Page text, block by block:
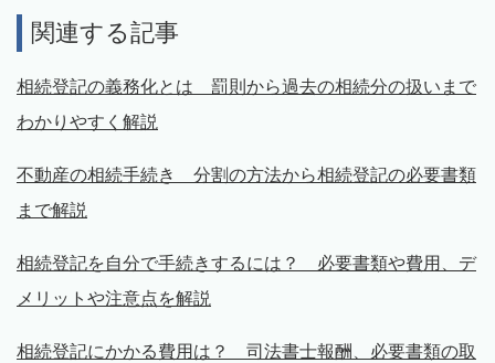
関連する記事
相続登記の義務化とは 罰則から過去の相続分の扱いまで
わかりやすく解説
不動産の相続手続き 分割の方法から相続登記の必要書類
まで解説
相続登記を自分で手続きするには？ 必要書類や費用、デ
メリットや注意点を解説
相続登記にかかる費用は？ 司法書士報酬、必要書類の取